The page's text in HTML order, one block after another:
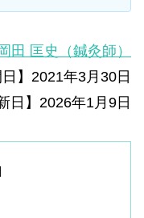
田 匡史（鍼灸師）
日】2021年3月30日
日】2026年1月9日